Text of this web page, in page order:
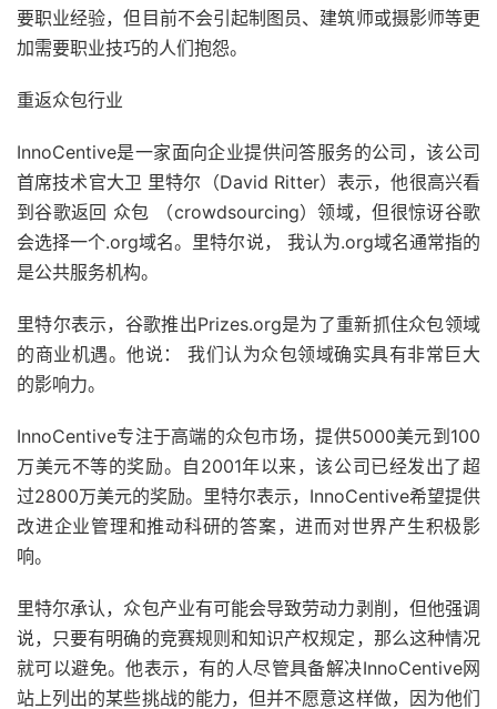
要职业经验，但目前不会引起制图员、建筑师或摄影师等更
加需要职业技巧的人们抱怨。
重返众包行业
InnoCentive是一家面向企业提供问答服务的公司，该公司
首席技术官大卫 里特尔（David Ritter）表示，他很高兴看
到谷歌返回 众包 （crowdsourcing）领域，但很惊讶谷歌
会选择一个.org域名。里特尔说， 我认为.org域名通常指的
是公共服务机构。
里特尔表示，谷歌推出Prizes.org是为了重新抓住众包领域
的商业机遇。他说： 我们认为众包领域确实具有非常巨大
的影响力。
InnoCentive专注于高端的众包市场，提供5000美元到100
万美元不等的奖励。自2001年以来，该公司已经发出了超
过2800万美元的奖励。里特尔表示，InnoCentive希望提供
改进企业管理和推动科研的答案，进而对世界产生积极影
响。
里特尔承认，众包产业有可能会导致劳动力剥削，但他强调
说，只要有明确的竞赛规则和知识产权规定，那么这种情况
就可以避免。他表示，有的人尽管具备解决InnoCentive网
站上列出的某些挑战的能力，但并不愿意这样做，因为他们